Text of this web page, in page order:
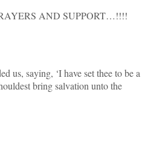
AND SUPPORT…!!!!
us, saying, ‘I have set thee to be a
bring salvation unto the